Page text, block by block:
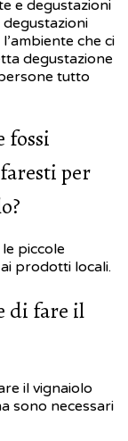
e degustazioni
degustazioni
che ci
degustazione
tutto
fossi
per
piccole
prodotti locali.
di fare il
il vignaiolo
sono necessari